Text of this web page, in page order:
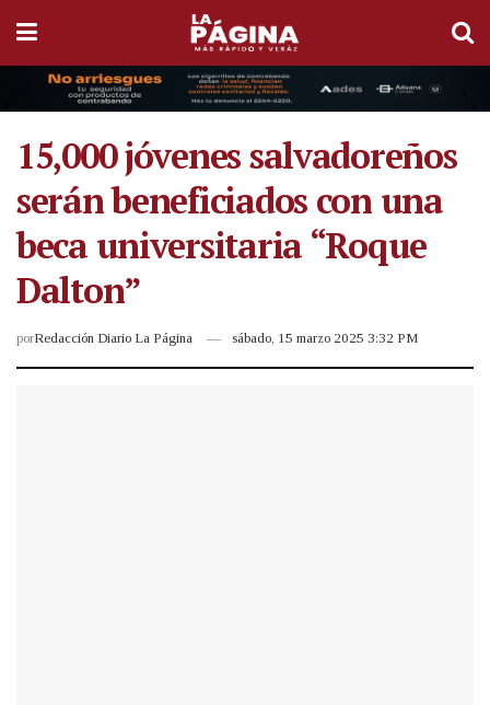
15,000 jóvenes salvadoreños
serán beneficiados con una
beca universitaria “Roque
Dalton”
porRedacción Diario La Página sábado, 15 marzo 2025 3:32 PM